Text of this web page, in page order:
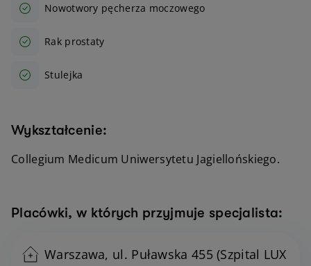
Nowotwory pęcherza moczowego
Rak prostaty
Stulejka
Wykształcenie:
Collegium Medicum Uniwersytetu Jagiellońskiego.
Placówki, w których przyjmuje specjalista:
Warszawa, ul. Puławska 455 (Szpital LUX